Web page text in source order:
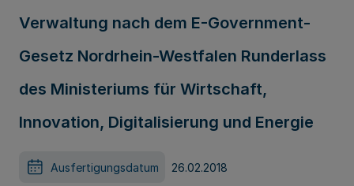
Verwaltung nach dem E-Government-
Gesetz Nordrhein-Westfalen Runderlass
des Ministeriums für Wirtschaft,
Innovation, Digitalisierung und Energie
Ausfertigungsdatum 26.02.2018